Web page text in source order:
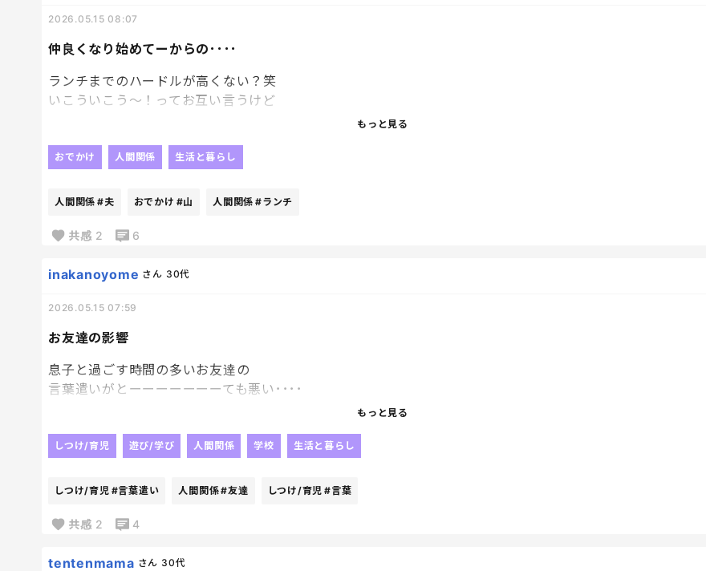
仲良くなり始めてーからの････
2026.05.15 08:07
ランチまでのハードルが高くない？笑
いこういこう～！ってお互い言うけど
私は本当に誘って大丈夫かどうかを
ただ一つの連絡することが
昇りきってしまえばそこからは
それを経験してるのに
もっと見る
おでかけ 人間関係 生活と暮らし
人間関係 #夫 おでかけ #山 人間関係 #ランチ
共感 2 6
お友達の影響
inakanoyome さん 30代
2026.05.15 07:59
息子と過ごす時間の多いお友達の
言葉遣いがとーーーーーーーても悪い････
面白くて使ってんのかなって思うんだけど
たまに使ってるのを聞くと
その言葉遣いは面白くもないし
伝えているけど
もっと見る
しつけ/育児 遊び/学び 人間関係 学校 生活と暮らし
しつけ/育児 #言葉遣い 人間関係#友達 しつけ/育児 #言葉
共感 2 4
tentenmama さん 30代